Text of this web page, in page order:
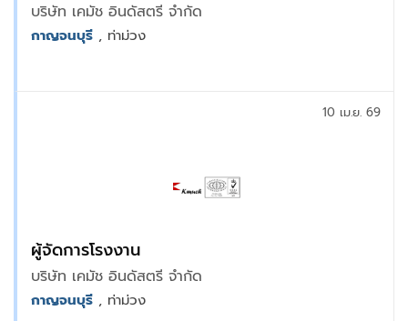
บริษัท เคมัช อินดัสตรี จำกัด
กาญจนบุรี , ท่าม่วง
ผู้จัดการโรงงาน
บริษัท เคมัช อินดัสตรี จำกัด
10 เม.ย. 69
กาญจนบุรี , ท่าม่วง